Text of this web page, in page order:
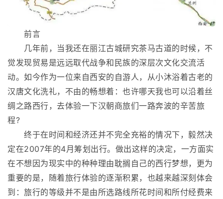
前言
几年前，当我还在丽江古城研究茶马古道的时候，不
觉发现贸易是远远取代战争和民族的深层次文化交流活
动。如今作为一位来自西安的自游人，从小沐浴着古老的
汉唐文化洗礼，不由的畅想着：也许哪天我也可以沿着丝
绸之路西行，去体验一下汉朝商旅们一路奔波的辛苦旅
程?
终于在时间和经济还并不完全充裕的情况下，毅然决
定在2007年的4月筹划出行。做出这样的决定，一方面实
在不想因为现实中的种种理由耽搁自己的西行梦想，更为
重要的是，随着旅行体验的逐渐积累，也越来越深刻体会
到：旅行的等级并不是由所选路线所花时间和所付经费来